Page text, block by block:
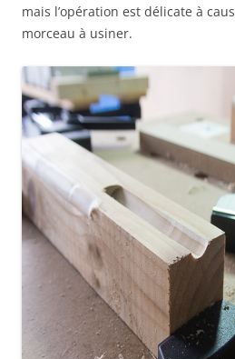
mais l’opération est délicate à
morceau à usiner.